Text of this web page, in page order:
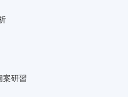
案研習